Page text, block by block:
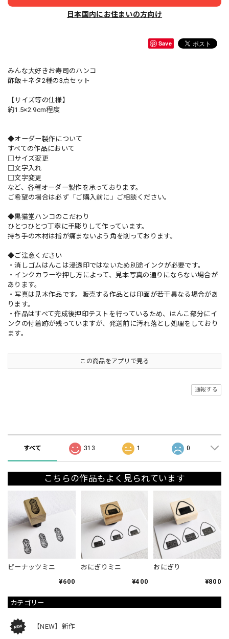
カテゴリー
【NEW】新作
日本国内にお住まいの方向け
Save
みんな大好きお寿司のハンコ
酢飯＋ネタ2種の3点セット
【サイズ等の仕様】
約1.5×2.9cm程度
◆オーダー製作について
すべての作品において
□サイズ変更
□文字入れ
□文字変更
など、各種オーダー製作を承っております。
ご希望の場合は必ず「ご購入前に」ご相談ください。
◆黒猫堂ハンコのこだわり
ひとつひとつ丁寧に手彫りして作っています。
持ち手の木材は指が痛まないよう角を削っております。
◆ご注意ください
・消しゴムはんこは浸透印ではないため別途インクが必要です。
・インクカラーや押し方によって、見本写真の通りにならない場合が
あります。
・写真は見本作品です。販売する作品とは印面が若干異なる場合があ
ります。
・作品はすべて完成後押印テストを行っているため、はんこ部分にイ
ンクの付着跡が残っていますが、発送前に汚れ落とし処理をしており
ます。
この商品をアプリで見る
通報する
すべて 313 1 0
こちらの作品もよく見られています
ピーナッツミニ
¥600
おにぎりミニ
¥400
おにぎり
¥800